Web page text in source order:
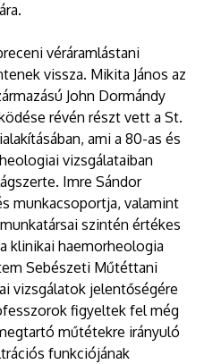
véráramlástani
vissza. Mikita János az
John Dormándy
révén részt vett a St.
ami a 80-as és
vizsgálataiban
Imre Sándor
munkacsoportja, valamint
szintén értékes
klinikai haemorheologia
Sebészeti Műtéttani
vizsgálatok jelentőségére
figyeltek fel még
műtétekre irányuló
funkciójának